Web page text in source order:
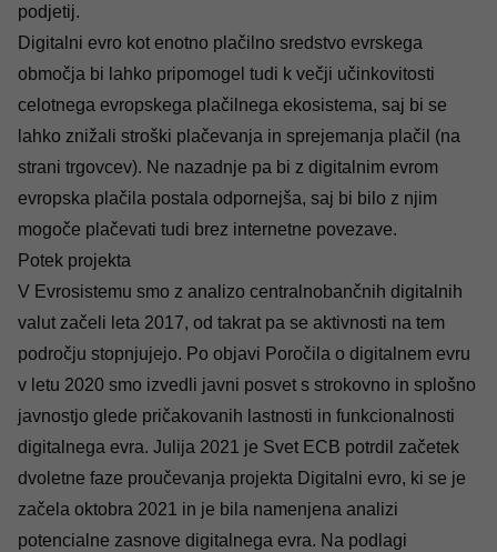
podjetij.
Digitalni evro kot enotno plačilno sredstvo evrskega
območja bi lahko pripomogel tudi k večji učinkovitosti
celotnega evropskega plačilnega ekosistema, saj bi se
lahko znižali stroški plačevanja in sprejemanja plačil (na
strani trgovcev). Ne nazadnje pa bi z digitalnim evrom
evropska plačila postala odpornejša, saj bi bilo z njim
mogoče plačevati tudi brez internetne povezave.
Potek projekta
V Evrosistemu smo z analizo centralnobančnih digitalnih
valut začeli leta 2017, od takrat pa se aktivnosti na tem
področju stopnjujejo. Po objavi Poročila o digitalnem evru
v letu 2020 smo izvedli javni posvet s strokovno in splošno
javnostjo glede pričakovanih lastnosti in funkcionalnosti
digitalnega evra. Julija 2021 je Svet ECB potrdil začetek
dvoletne faze proučevanja projekta Digitalni evro, ki se je
začela oktobra 2021 in je bila namenjena analizi
potencialne zasnove digitalnega evra. Na podlagi